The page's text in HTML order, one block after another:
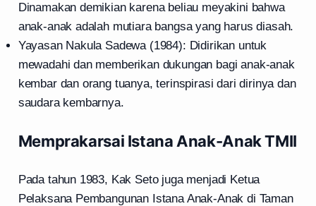
Dinamakan demikian karena beliau meyakini bahwa
anak-anak adalah mutiara bangsa yang harus diasah.
Yayasan Nakula Sadewa (1984): Didirikan untuk
mewadahi dan memberikan dukungan bagi anak-anak
kembar dan orang tuanya, terinspirasi dari dirinya dan
saudara kembarnya.
Memprakarsai Istana Anak-Anak TMII
Pada tahun 1983, Kak Seto juga menjadi Ketua
Pelaksana Pembangunan Istana Anak-Anak di Taman